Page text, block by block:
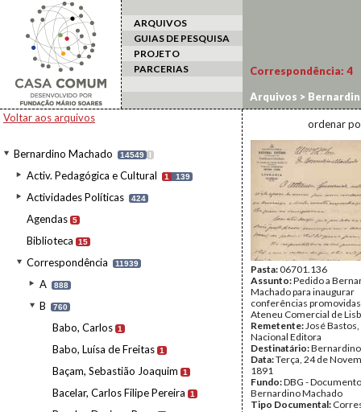
ARQUIVOS
GUIAS DE PESQUISA
PROJETO
PARCERIAS
Voltar aos arquivos
Bernardino Machado 14549 I
Activ. Pedagógica e Cultural 1 139
Actividades Políticas 424
Agendas 5
Biblioteca 15
Correspondência 11939
A 888
B 760
Babo, Carlos 1
Babo, Luísa de Freitas 1
Baçam, Sebastião Joaquim 1
Bacelar, Carlos Filipe Pereira 1
Correspondência: 4
Arquivos >
ordenar
Pasta:06701.136
Assunto:Pedido a
Machado para inaugurar
conferências
Ateneu Comercial de
Remetente:José
Nacional Editora
Destinatário:
Data:Terça, 24 de
1891
Fundo:DBG -
Bernardino Machado
Tipo Documental: